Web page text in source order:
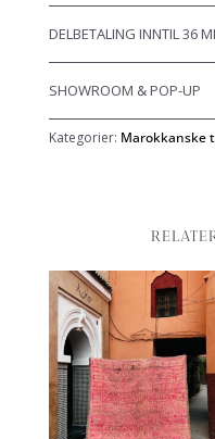
DELBETALING INNTIL 36
SHOWROOM & POP-UP
Kategorier: Marokkanske